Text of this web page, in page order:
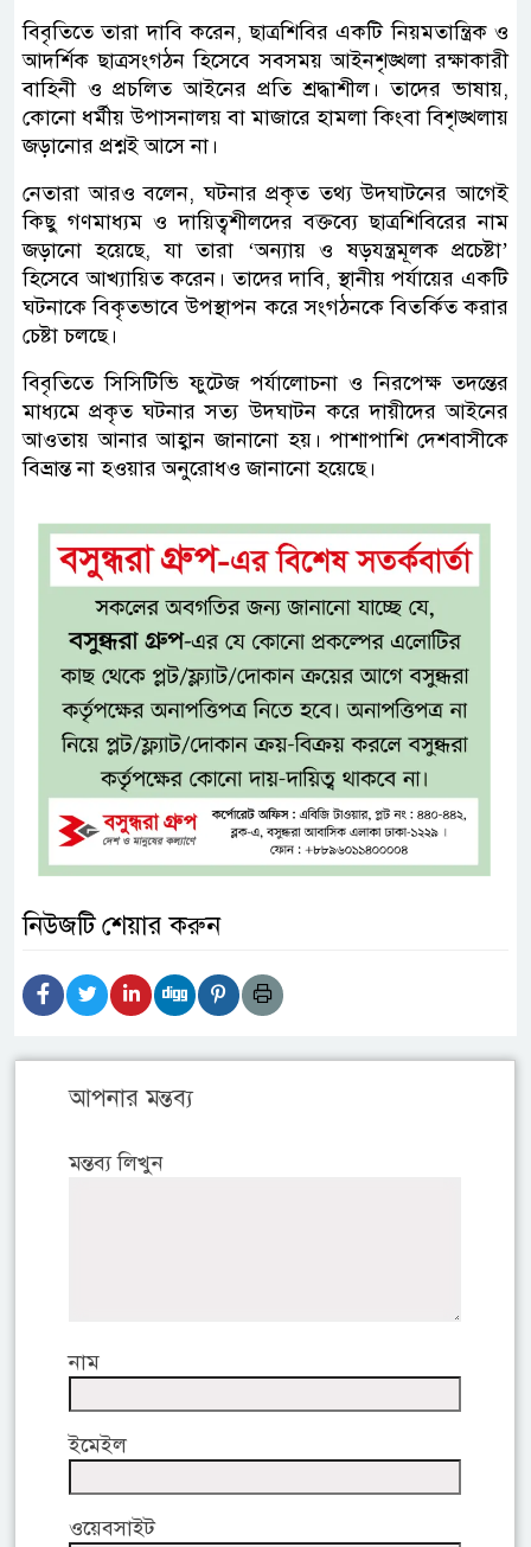
বিবৃতিতে তারা দাবি করেন, ছাত্রশিবির একটি নিয়মতান্ত্রিক ও
আদর্শিক ছাত্রসংগঠন হিসেবে সবসময় আইনশৃঙ্খলা রক্ষাকারী
বাহিনী ও প্রচলিত আইনের প্রতি শ্রদ্ধাশীল। তাদের ভাষায়,
কোনো ধর্মীয় উপাসনালয় বা মাজারে হামলা কিংবা বিশৃঙ্খলায়
জড়ানোর প্রশ্নই আসে না।
নেতারা আরও বলেন, ঘটনার প্রকৃত তথ্য উদ্ঘাটনের আগেই
কিছু গণমাধ্যম ও দায়িত্বশীলদের বক্তব্যে ছাত্রশিবিরের নাম
জড়ানো হয়েছে, যা তারা ‘অন্যায় ও ষড়যন্ত্রমূলক প্রচেষ্টা’
হিসেবে আখ্যায়িত করেন। তাদের দাবি, স্থানীয় পর্যায়ের একটি
ঘটনাকে বিকৃতভাবে উপস্থাপন করে সংগঠনকে বিতর্কিত করার
চেষ্টা চলছে।
বিবৃতিতে সিসিটিভি ফুটেজ পর্যালোচনা ও নিরপেক্ষ তদন্তের
মাধ্যমে প্রকৃত ঘটনার সত্য উদঘাটন করে দায়ীদের আইনের
আওতায় আনার আহ্বান জানানো হয়। পাশাপাশি দেশবাসীকে
বিভ্রান্ত না হওয়ার অনুরোধও জানানো হয়েছে।
নিউজটি শেয়ার করুন
আপনার মন্তব্য
মন্তব্য লিখুন
নাম
ইমেইল
ওয়েবসাইট